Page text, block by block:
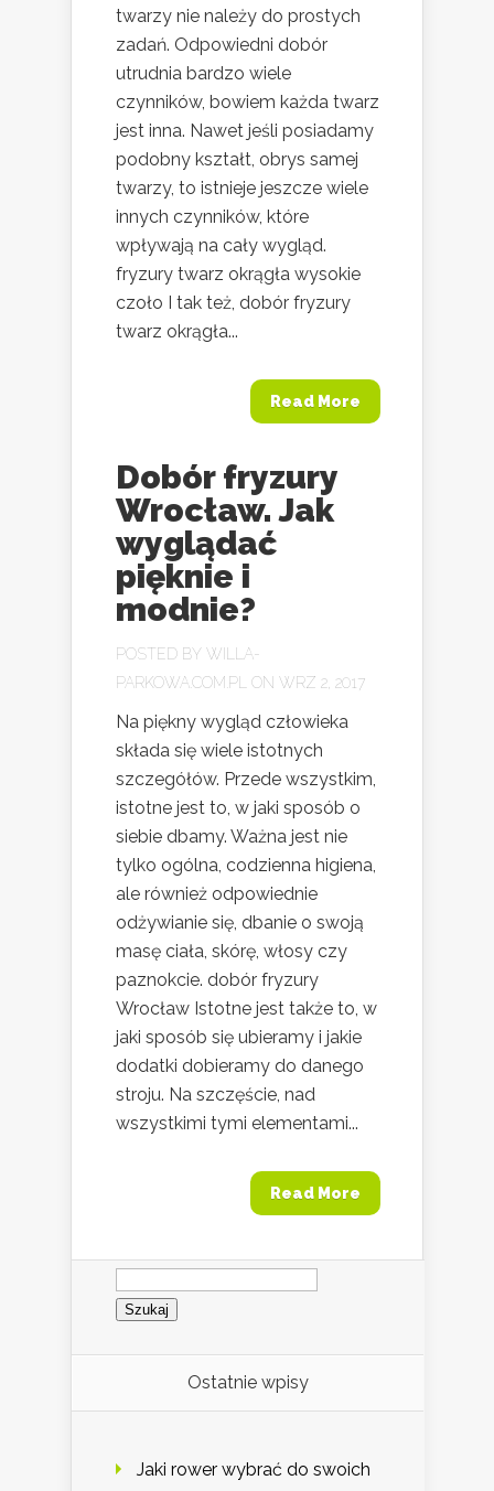
twarzy nie należy do prostych
zadań. Odpowiedni dobór
utrudnia bardzo wiele
czynników, bowiem każda twarz
jest inna. Nawet jeśli posiadamy
podobny kształt, obrys samej
twarzy, to istnieje jeszcze wiele
innych czynników, które
wpływają na cały wygląd.
fryzury twarz okrągła wysokie
czoło I tak też, dobór fryzury
twarz okrągła...
Read More
Dobór fryzury
Wrocław. Jak
wyglądać
pięknie i
modnie?
POSTED BY WILLA-
PARKOWA.COM.PL
ON WRZ 2, 2017
Na piękny wygląd człowieka
składa się wiele istotnych
szczegółów. Przede wszystkim,
istotne jest to, w jaki sposób o
siebie dbamy. Ważna jest nie
tylko ogólna, codzienna higiena,
ale również odpowiednie
odżywianie się, dbanie o swoją
masę ciała, skórę, włosy czy
paznokcie. dobór fryzury
Wrocław Istotne jest także to, w
jaki sposób się ubieramy i jakie
dodatki dobieramy do danego
stroju. Na szczęście, nad
wszystkimi tymi elementami...
Read More
Szukaj:
Ostatnie wpisy
Jaki rower wybrać do swoich